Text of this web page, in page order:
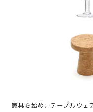
家具を始め、テーブルウェ